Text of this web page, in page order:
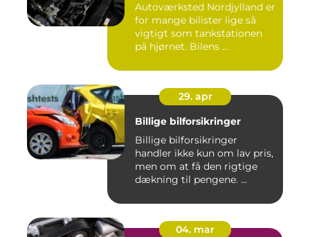
Autoværksted Nordjylland er
for mange bilister lige så
vigtigt som tankstationen
på hjørnet. Bilens ...
29. apr
Billige bilforsikringer
Billige bilforsikringer
handler ikke kun om lav pris,
men om at få den rigtige
dækning til pengene. ...
04. mar